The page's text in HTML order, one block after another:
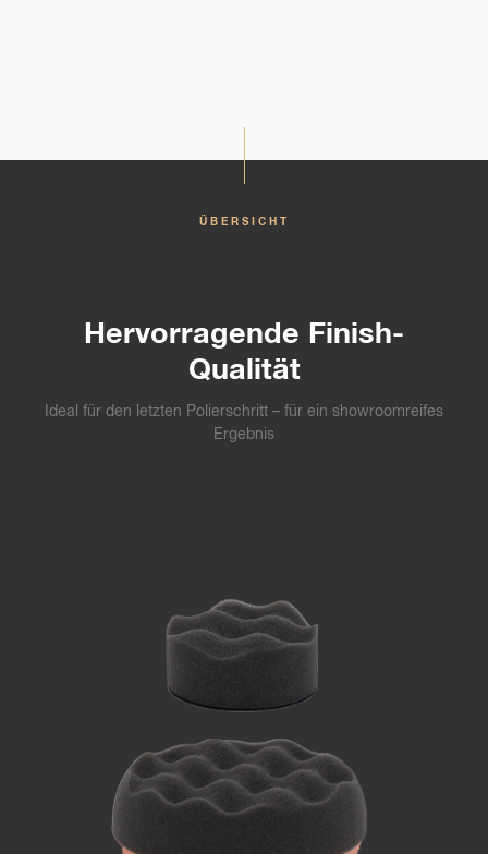
ÜBERSICHT
Hervorragende Finish-
Qualität
Ideal für den letzten Polierschritt – für ein showroomreifes
Ergebnis